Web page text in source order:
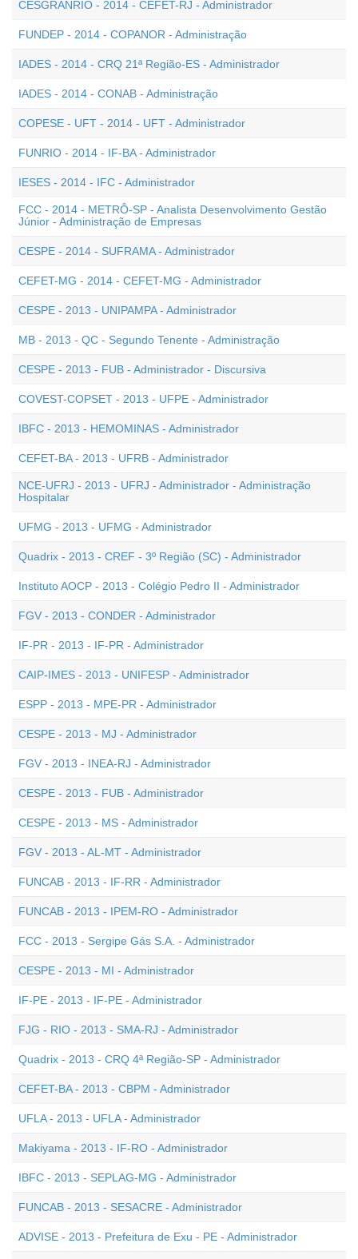
CESGRANRIO - 2014 - CEFET-RJ - Administrador
FUNDEP - 2014 - COPANOR - Administração
IADES - 2014 - CRQ 21ª Região-ES - Administrador
IADES - 2014 - CONAB - Administração
COPESE - UFT - 2014 - UFT - Administrador
FUNRIO - 2014 - IF-BA - Administrador
IESES - 2014 - IFC - Administrador
FCC - 2014 - METRÔ-SP - Analista Desenvolvimento Gestão
Júnior - Administração de Empresas
CESPE - 2014 - SUFRAMA - Administrador
CEFET-MG - 2014 - CEFET-MG - Administrador
CESPE - 2013 - UNIPAMPA - Administrador
MB - 2013 - QC - Segundo Tenente - Administração
CESPE - 2013 - FUB - Administrador - Discursiva
COVEST-COPSET - 2013 - UFPE - Administrador
IBFC - 2013 - HEMOMINAS - Administrador
CEFET-BA - 2013 - UFRB - Administrador
NCE-UFRJ - 2013 - UFRJ - Administrador - Administração
Hospitalar
UFMG - 2013 - UFMG - Administrador
Quadrix - 2013 - CREF - 3º Região (SC) - Administrador
Instituto AOCP - 2013 - Colégio Pedro II - Administrador
FGV - 2013 - CONDER - Administrador
IF-PR - 2013 - IF-PR - Administrador
CAIP-IMES - 2013 - UNIFESP - Administrador
ESPP - 2013 - MPE-PR - Administrador
CESPE - 2013 - MJ - Administrador
FGV - 2013 - INEA-RJ - Administrador
CESPE - 2013 - FUB - Administrador
CESPE - 2013 - MS - Administrador
FGV - 2013 - AL-MT - Administrador
FUNCAB - 2013 - IF-RR - Administrador
FUNCAB - 2013 - IPEM-RO - Administrador
FCC - 2013 - Sergipe Gás S.A. - Administrador
CESPE - 2013 - MI - Administrador
IF-PE - 2013 - IF-PE - Administrador
FJG - RIO - 2013 - SMA-RJ - Administrador
Quadrix - 2013 - CRQ 4ª Região-SP - Administrador
CEFET-BA - 2013 - CBPM - Administrador
UFLA - 2013 - UFLA - Administrador
Makiyama - 2013 - IF-RO - Administrador
IBFC - 2013 - SEPLAG-MG - Administrador
FUNCAB - 2013 - SESACRE - Administrador
ADVISE - 2013 - Prefeitura de Exu - PE - Administrador